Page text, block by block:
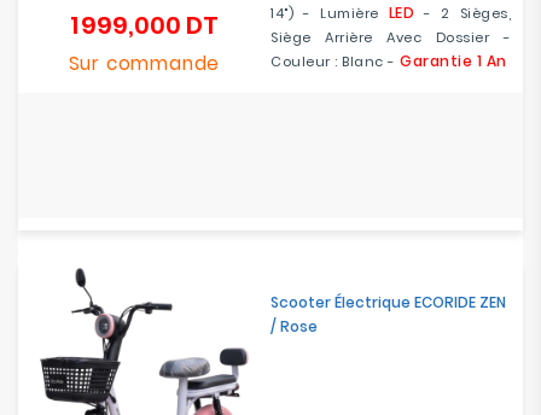
14") - Lumière LED - 2 Sièges,
Siège Arrière Avec Dossier -
Couleur : Blanc - Garantie 1 An
1 999,000 DT
Sur commande
Scooter Électrique ECORIDE ZEN
/ Rose